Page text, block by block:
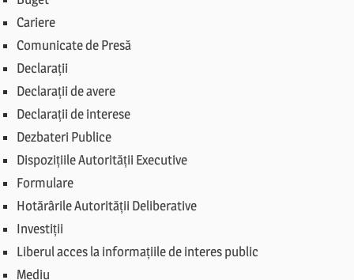
Cariere
Comunicate de Presă
Declarații
Declarații de avere
Declarații de interese
Dezbateri Publice
Dispozițiile Autorității Executive
Formulare
Hotărârile Autorității Deliberative
Investiții
Liberul acces la informațiile de interes public
Mediu